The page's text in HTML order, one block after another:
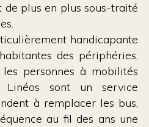
de plus en plus sous-traité
handicapante
des périphéries,
personnes à mobilités
Linéos sont un service
à remplacer les bus,
au fil des ans une